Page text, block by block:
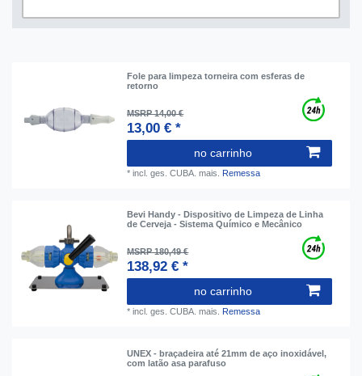
Fole para limpeza torneira com esferas de
retorno
MSRP 14,00 €
13,00 € *
no carrinho
*incl. ges. CUBA. mais. Remessa
Bevi Handy - Dispositivo de Limpeza de Linha
de Cerveja - Sistema Químico e Mecânico
MSRP 180,49 €
138,92 € *
no carrinho
*incl. ges. CUBA. mais. Remessa
UNEX - braçadeira até 21mm de aço inoxidável,
com latão asa parafuso